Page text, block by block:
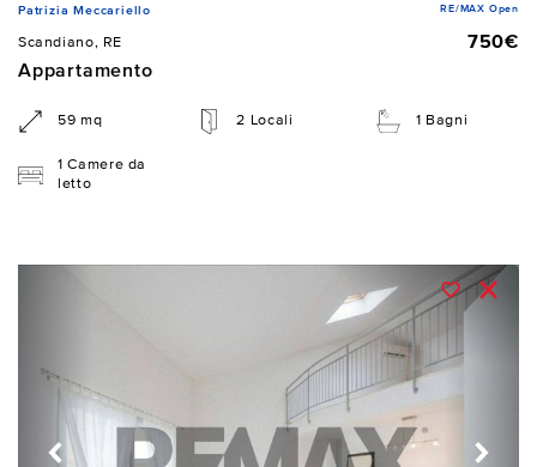
Patrizia Meccariello RE/MAX Open
Scandiano, RE
750€
Appartamento
59 mq 2 Locali 1 Bagni
1 Camere da
letto